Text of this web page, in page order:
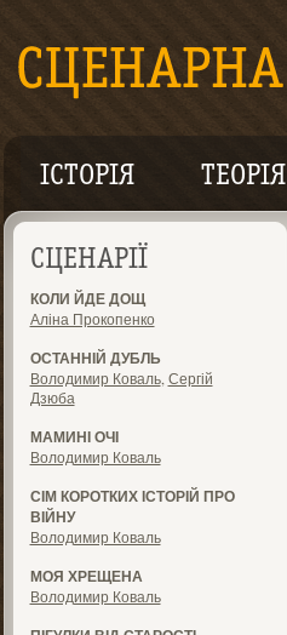
ІСТОРІЯ ТЕОРІЯ
СЦЕНАРІЇ
КОЛИ ЙДЕ ДОЩ
Аліна Прокопенко
ОСТАННІЙ ДУБЛЬ
Володимир Коваль, Сергій
Дзюба
МАМИНІ ОЧІ
Володимир Коваль
СІМ КОРОТКИХ ІСТОРІЙ ПРО
ВІЙНУ
Володимир Коваль
МОЯ ХРЕЩЕНА
Володимир Коваль